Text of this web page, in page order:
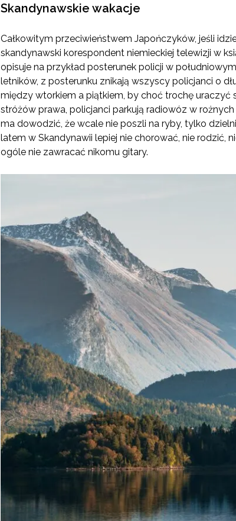
Skandynawskie wakacje
Całkowitym przeciwieństwem Japończyków, jeśli
skandynawski korespondent niemieckiej telewizji w
opisuje na przykład posterunek policji w
letników, z posterunku znikają wszyscy policjanci o
między wtorkiem a piątkiem, by choć trochę uraczyć
stróżów prawa, policjanci parkują radiowóz w
ma dowodzić, że wcale nie poszli na ryby, tylko
latem w Skandynawii lepiej nie chorować, nie rodzić,
ogóle nie zawracać nikomu gitary.